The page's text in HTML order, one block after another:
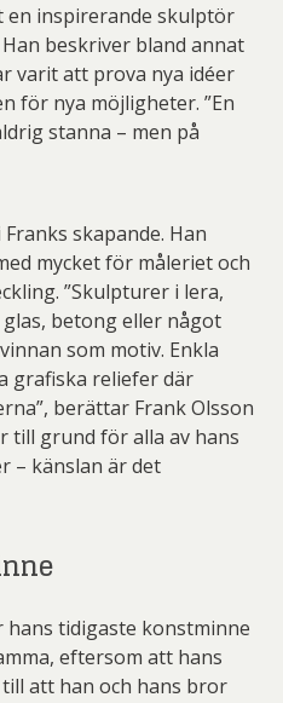
en inspirerande skulptör
beskriver bland annat
varit att prova nya idéer
för nya möjligheter. ”En
stanna – men på
skapande. Han
mycket för måleriet och
”Skulpturer i lera,
betong eller något
som motiv. Enkla
grafiska reliefer där
berättar Frank Olsson
till grund för alla av hans
– känslan är det
hans tidigaste konstminne
eftersom att hans
att han och hans bror